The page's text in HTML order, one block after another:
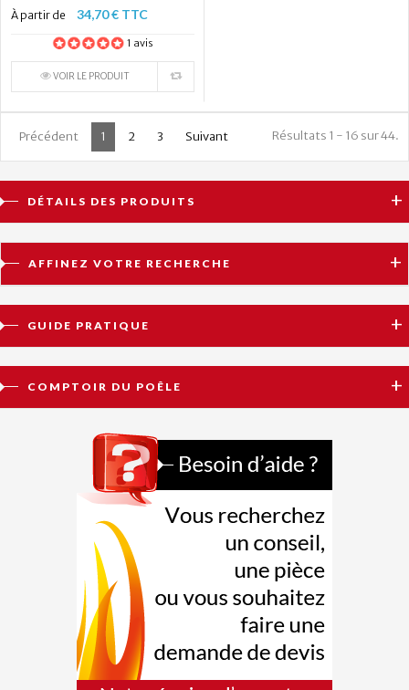
DÉTAILS DES PRODUITS
AFFINEZ VOTRE RECHERCHE
GUIDE PRATIQUE
COMPTOIR DU POÊLE
À partir de
34,70 € TTC
1 avis
VOIR LE PRODUIT
Résultats 1 - 16 sur 44.
Précédent 1 2 3 Suivant